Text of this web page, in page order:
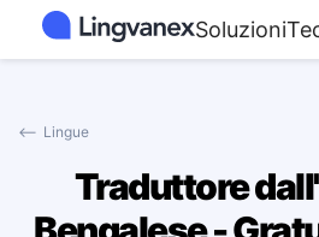
Soluzioni
⟵ Lingue
Traduttore